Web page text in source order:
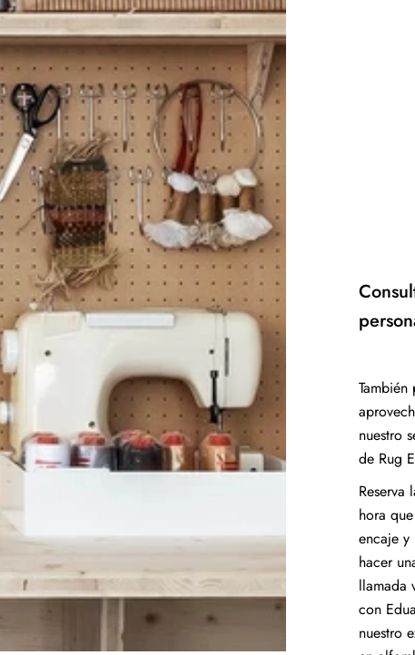
También
nuestro
de Rug
Reserva
hora
encaje y
hacer
llamada
con
nuestro